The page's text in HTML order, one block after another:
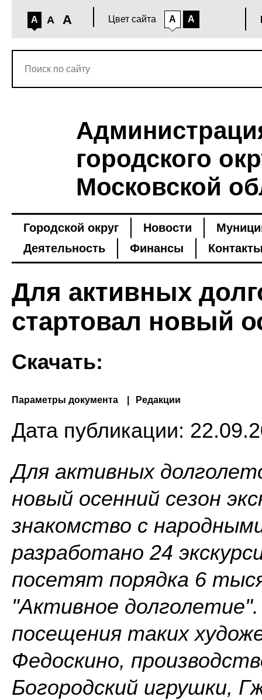
A A A Цвет сайта A A
городского
Московской
Городской округ Новости
Деятельность
Финансы
Для активных
стартовал новый
Скачать:
Параметры документа Редакции
Дата публикации:
Для активных
новый осенний сезон
знакомство с
разработано 24
посетят порядка 6
"Активное
посещения таких
Федоскино,
Богородский игрушки,